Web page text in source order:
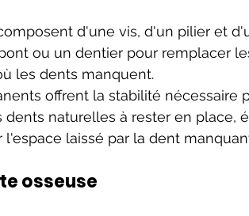
d'une vis, d'un pilier et
ou un dentier pour remplacer
les dents manquent.
offrent la stabilité nécessaire
naturelles à rester en place,
laissé par la dent
osseuse